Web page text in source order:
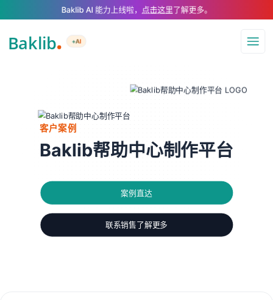
A Markdown version of this page is available at https://
Baklib AI 能力上线啦， 点击这里了解更多。
+AI
导航
客户案例
Baklib帮助中心制作平台
案例直达
联系销售了解更多